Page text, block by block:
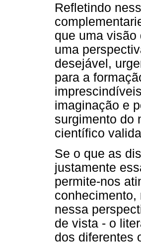
Refletindo
que uma
uma
desejável,
para a
imaginação e
surgimento do
científico
Se o que as
justamente
permite-nos
nessa
de vista - o
dos diferentes